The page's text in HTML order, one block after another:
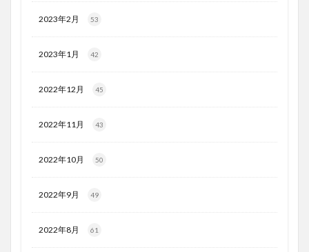
2023年2月 53
2023年1月 42
2022年12月 45
2022年11月 43
2022年10月 50
2022年9月 49
2022年8月 61